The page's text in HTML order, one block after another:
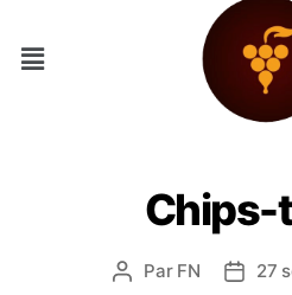
Par FN 27